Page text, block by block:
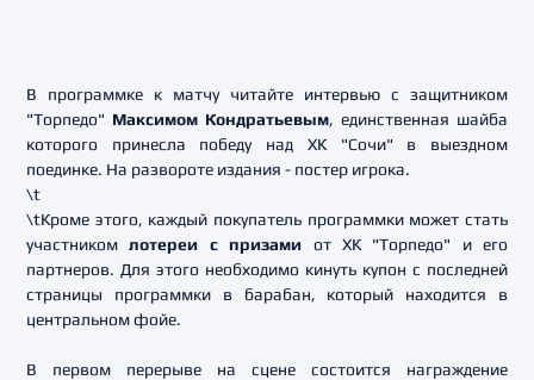
В программке к матчу читайте интервью с защитником
"Торпедо" Максимом Кондратьевым, единственная шайба
которого принесла победу над ХК "Сочи" в выездном
поединке. На развороте издания - постер игрока.
\t
\tКроме этого, каждый покупатель программки может стать
участникомлотереи с призами от ХК "Торпедо" и его
партнеров. Для этого необходимо кинуть купон с последней
страницы программки в барабан, который находится в
центральном фойе.
В первом перерыве на сцене состоится награждение